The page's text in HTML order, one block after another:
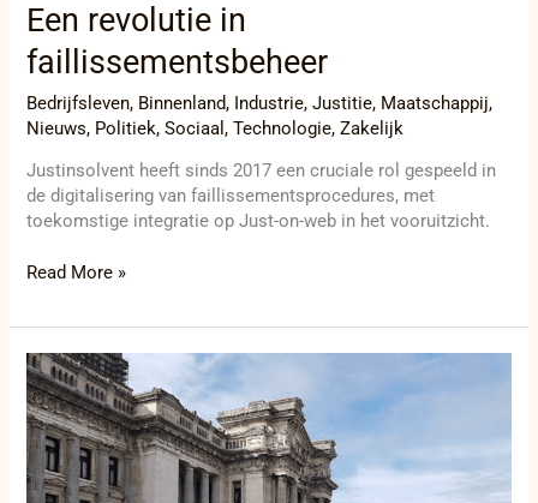
Een revolutie in
faillissementsbeheer
Bedrijfsleven, Binnenland, Industrie,Justitie, Maatschappij,
Nieuws, Politiek,Sociaal ,Technologie,Zakelijk
Justinsolvent heeft sinds 2017 een cruciale rol gespeeld in
de digitalisering van faillissementsprocedures, met
toekomstige integratie op Just-on-web in het vooruitzicht.
Read More »
De
digitalisering
van
Justitie
in
België: